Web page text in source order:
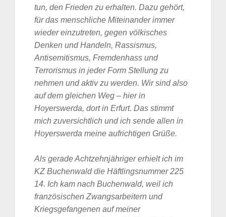
tun, den Frieden zu erhalten. Dazu gehört,
für das menschliche Miteinander immer
wieder einzutreten, gegen völkisches
Denken und Handeln, Rassismus,
Antisemitismus, Fremdenhass und
Terrorismus in jeder Form Stellung zu
nehmen und aktiv zu werden. Wir sind also
auf dem gleichen Weg – hier in
Hoyerswerda, dort in Erfurt. Das stimmt
mich zuversichtlich und ich sende allen in
Hoyerswerda meine aufrichtigen Grüße.
Als gerade Achtzehnjähriger erhielt ich im
KZ Buchenwald die Häftlingsnummer 225
14. Ich kam nach Buchenwald, weil ich
französischen Zwangsarbeitern und
Kriegsgefangenen auf meiner